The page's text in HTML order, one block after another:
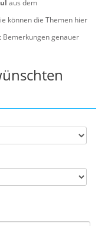
aus dem
können die Themen hier
genauer